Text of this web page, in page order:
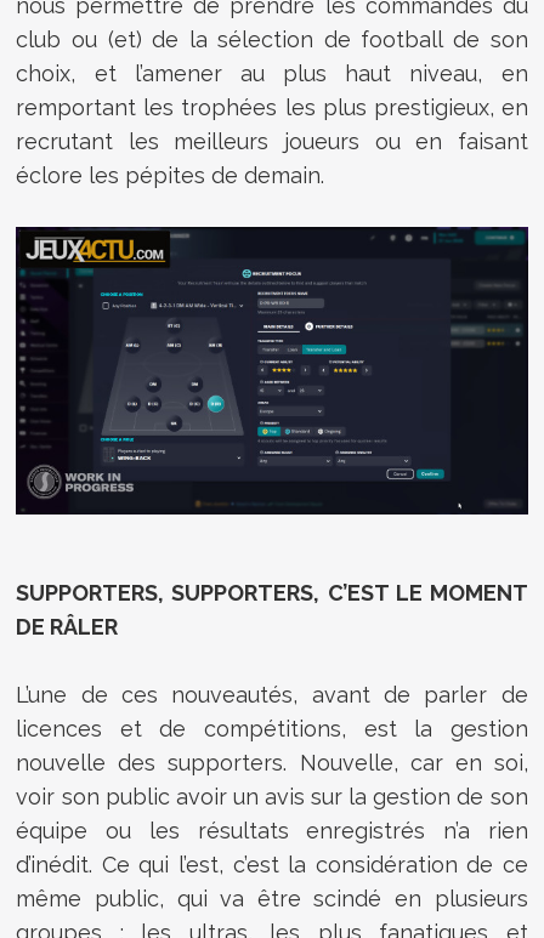
nous permettre de prendre les commandes du
club ou (et) de la sélection de football de son
choix, et l’amener au plus haut niveau, en
remportant les trophées les plus prestigieux, en
recrutant les meilleurs joueurs ou en faisant
éclore les pépites de demain.
SUPPORTERS, SUPPORTERS, C’EST LE MOMENT
DE RÂLER
L’une de ces nouveautés, avant de parler de
licences et de compétitions, est la gestion
nouvelle des supporters. Nouvelle, car en soi,
voir son public avoir un avis sur la gestion de son
équipe ou les résultats enregistrés n’a rien
d’inédit. Ce qui l’est, c’est la considération de ce
même public, qui va être scindé en plusieurs
groupes : les ultras, les plus fanatiques et